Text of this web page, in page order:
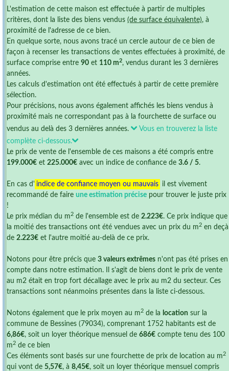
L'estimation de cette maison est effectuée à partir de multiples
critères, dont la liste des biens vendus (de surface équivalente), à
proximité de l'adresse de ce bien.
En quelque sorte, nous avons tracé un cercle autour de ce bien de
façon à recenser les transactions de ventes effectuées à proximité, de
surface comprise entre 90 et 110 m2, vendus durant les 3 dernières
années.
Les calculs d'estimation ont été effectués à partir de cette première
sélection.
Pour précisions, nous avons également affichés les biens vendus à
proximité mais ne correspondant pas à la fourchette de surface ou
vendus au delà des 3 dernières années.
Vous en trouverez la liste
complète ci-dessous.
Le prix de vente de l'ensemble de ces maisons a été compris entre
199.000€ et 225.000€ avec un indice de confiance de 3.6 / 5.
En cas d' indice de confiance moyen ou mauvais il est vivement
recommandé de faire une estimation précise pour trouver le juste prix
!
Le prix médian du m 2 de l'ensemble est de 2.223€. Ce prix indique que
la moitié des transactions ont été vendues avec un prix du m 2 en deçà
de 2.223€ et l'autre moitié au-delà de ce prix.
Notons pour être précis que 3 valeurs extrêmes n'ont pas été prises en
compte dans notre estimation. Il s'agit de biens dont le prix de vente
au m2 était en trop fort décallage avec le prix au m2 du secteur. Ces
transactions sont néanmoins présentes dans la liste ci-dessous.
Notons également que le prix moyen au m 2 de la location sur la
commune de Bessines (79034), comprenant 1752 habitants est de
6,86€, soit un loyer théorique mensuel de 686€ compte tenu des 100
m 2 de ce bien
Ces éléments sont basés sur une fourchette de prix de location au m 2
qui vont de 5,57€, à 8,45€, soit un loyer théorique mensuel compris